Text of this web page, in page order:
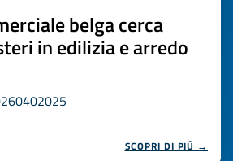
belga cerca
in edilizia e arredo
SCOPRI DI PIÙ →